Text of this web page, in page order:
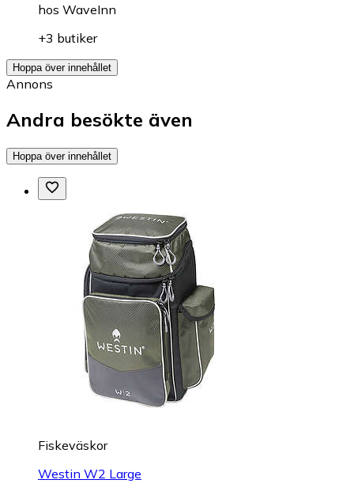
hos WaveInn
+3 butiker
Hoppa över innehållet
Annons
Andra besökte även
Hoppa över innehållet
Fiskeväskor
Westin W2 Large